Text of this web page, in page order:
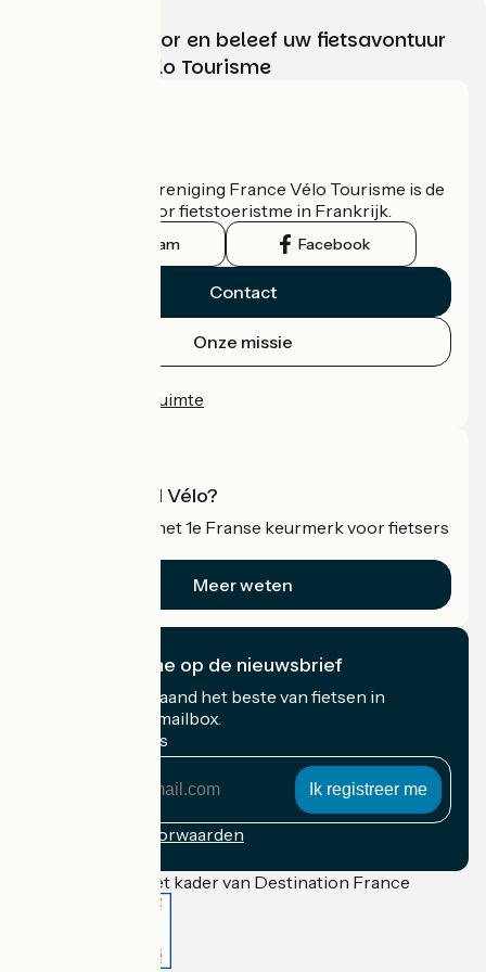
Kies, bereid voor en beleef uw fietsavontuur
met France Vélo Tourisme
De nationale vereniging France Vélo Tourisme is de
officiële gids voor fietstoeristme in Frankrijk.
Instagram Facebook
Contact
Onze missie
Professionele ruimte
Wat is Accueil Vélo?
Accueil Vélo is het 1e Franse keurmerk voor fietsers
Meer weten
Ik abonneer me op de nieuwsbrief
Ontvang elke maand het beste van fietsen in
Frankrijk in uw mailbox.
Mijn e-mailadres
Inschrijvingsvoorwaarden
Gefinancierd in het kader van Destination France